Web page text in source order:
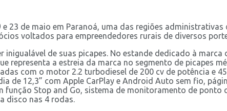
23 de maio em Paranoá, uma das regiões
voltados para empreendedores rurais de diversos
de suas picapes. No estande dedicado à
representa a estreia da marca no segmento de picapes
com o motor 2.2 turbodiesel de 200 cv de potência e
de 12,3” com Apple CarPlay e Android Auto sem fio,
Stop and Go, sistema de monitoramento de ponto
disco nas 4 rodas.